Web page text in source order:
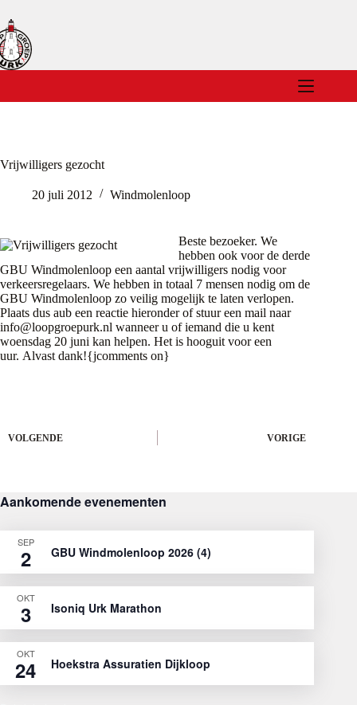
naar
de
inhoud
Vrijwilligers gezocht
20 juli 2012 Windmolenloop
Beste bezoeker. We
hebben ook voor de derde
GBU Windmolenloop een aantal vrijwilligers nodig voor
verkeersregelaars. We hebben in totaal 7 mensen nodig om de
GBU Windmolenloop zo veilig mogelijk te laten verlopen.
Plaats dus aub een reactie hieronder of stuur een mail naar
info@loopgroepurk.nl wanneer u of iemand die u kent
woensdag 20 juni kan helpen. Het is hooguit voor een
uur. Alvast dank!{jcomments on}
VORIGE
VOLGENDE
Aankomende evenementen
SEP
2 GBU Windmolenloop 2026 (4)
OKT
3 Isoniq Urk Marathon
OKT
24 Hoekstra Assuratien Dijkloop